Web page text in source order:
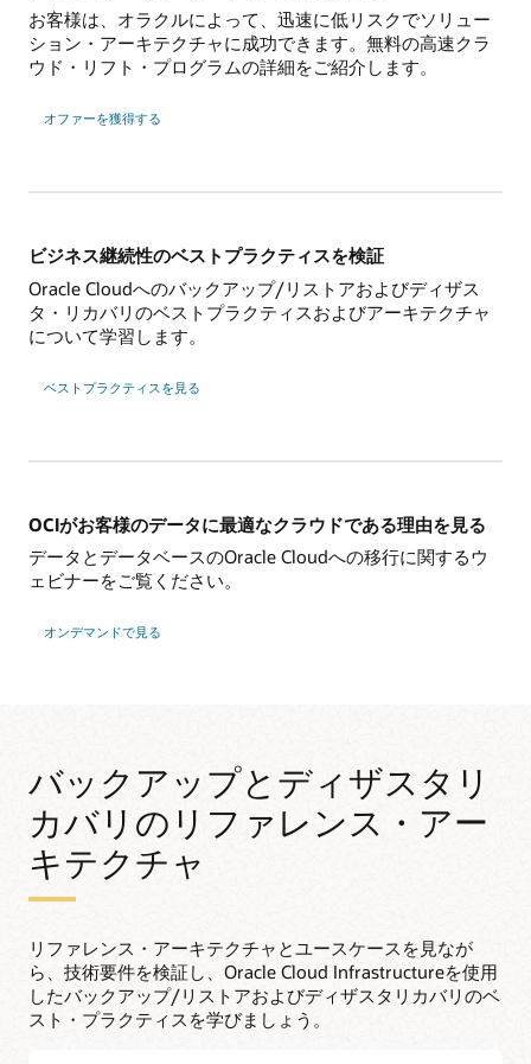
お客様は、オラクルによって、迅速に低リスクでソリュー
ション・アーキテクチャに成功できます。無料の高速クラ
ウド・リフト・プログラムの詳細をご紹介します。
オファーを獲得する
ビジネス継続性のベストプラクティスを検証
Oracle Cloudへのバックアップ/リストアおよびディザス
タ・リカバリのベストプラクティスおよびアーキテクチャ
について学習します。
ベストプラクティスを見る
OCIがお客様のデータに最適なクラウドである理由を見る
データとデータベースのOracle Cloudへの移行に関するウ
ェビナーをご覧ください。
オンデマンドで見る
バックアップとディザスタリ
カバリのリファレンス・アー
キテクチャ
リファレンス・アーキテクチャとユースケースを見なが
ら、技術要件を検証し、Oracle Cloud Infrastructureを使用
したバックアップ/リストアおよびディザスタリカバリのベ
スト・プラクティスを学びましょう。